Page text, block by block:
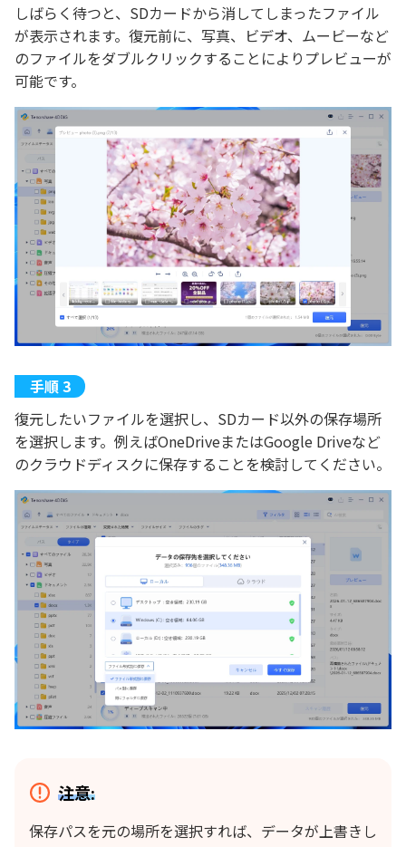
しばらく待つと、SDカードから消してしまったファイル
が表示されます。復元前に、写真、ビデオ、ムービーなど
のファイルをダブルクリックすることによりプレビューが
可能です。
復元したいファイルを選択し、SDカード以外の保存場所
を選択します。例えばOneDriveまたはGoogle Driveなど
のクラウドディスクに保存することを検討してください。
注意:
保存パスを元の場所を選択すれば、データが上書きし